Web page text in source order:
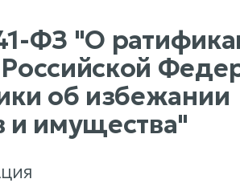
ФЗ "О
об избежании
и имущества"